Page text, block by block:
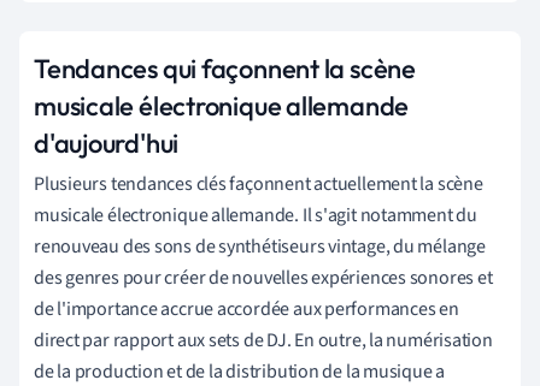
Tendances qui façonnent la scène
musicale électronique allemande
d'aujourd'hui
Plusieurs tendances clés façonnent actuellement la scène
musicale électronique allemande. Il s'agit notamment du
renouveau des sons de synthétiseurs vintage, du mélange
des genres pour créer de nouvelles expériences sonores et
de l'importance accrue accordée aux performances en
direct par rapport aux sets de DJ. En outre, la numérisation
de la production et de la distribution de la musique a